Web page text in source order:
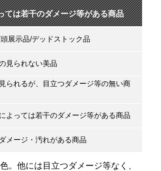
ては若干のダメージ等がある商品
展示品/デッドストック品
見られない美品
られるが、目立つダメージ等の無い商
よっては若干のダメージ等がある商品
メージ・汚れがある商品
。他には目立つダメージ等なく、